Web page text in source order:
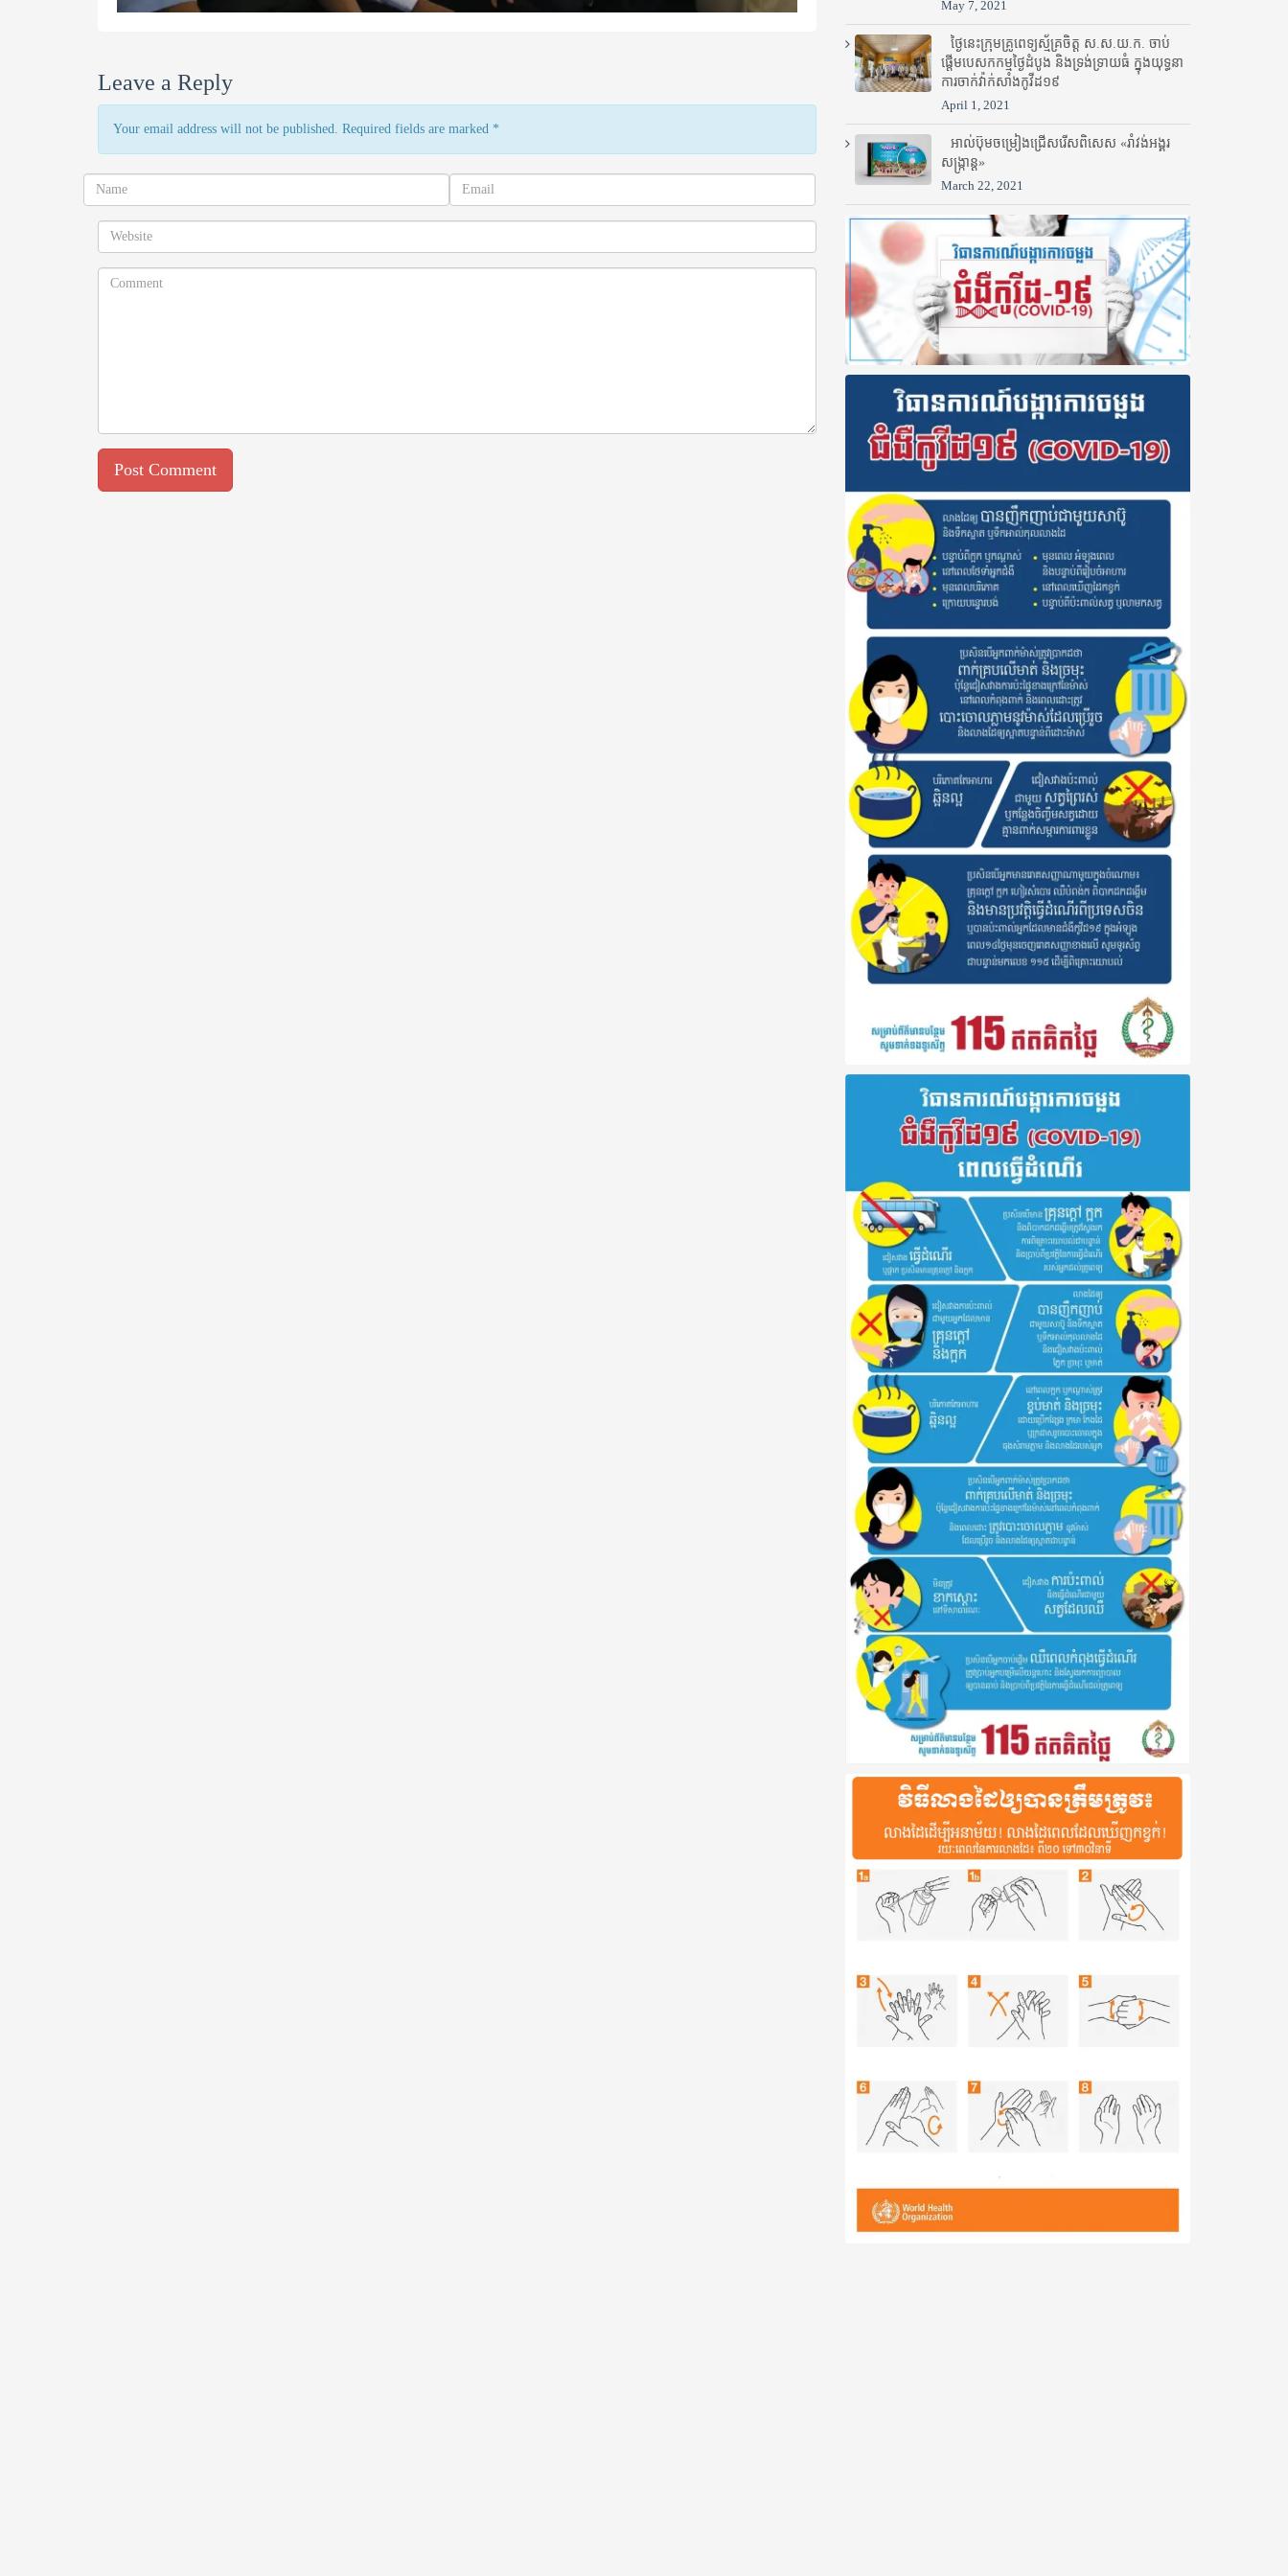
Leave a Reply
Your email address will not be published. Required fields are marked *
May 7, 2021
ថ្ងៃនេះក្រុមគ្រូពេទ្យស្ម័គ្រចិត្ត ស.ស.យ.ក. ចាប់
ផ្តើមបេសកកម្មថ្ងៃដំបូង និងទ្រង់ទ្រាយធំ ក្នុងយុទ្ធនា
ការចាក់វ៉ាក់សាំងកូវីដ១៩
April 1, 2021
អាល់ប៊ុមចម្រៀងជ្រើសរើសពិសេស «រាំវង់អង្គរ
សង្ក្រាន្ត»
March 22, 2021